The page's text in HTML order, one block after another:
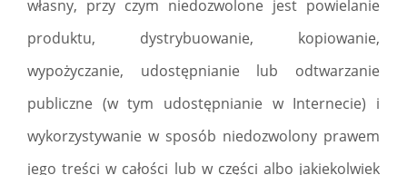
własny, przy czym niedozwolone jest powielanie
produktu, dystrybuowanie, kopiowanie,
wypożyczanie, udostępnianie lub odtwarzanie
publiczne (w tym udostępnianie w Internecie) i
wykorzystywanie w sposób niedozwolony prawem
jego treści w całości lub w części albo jakiekolwiek